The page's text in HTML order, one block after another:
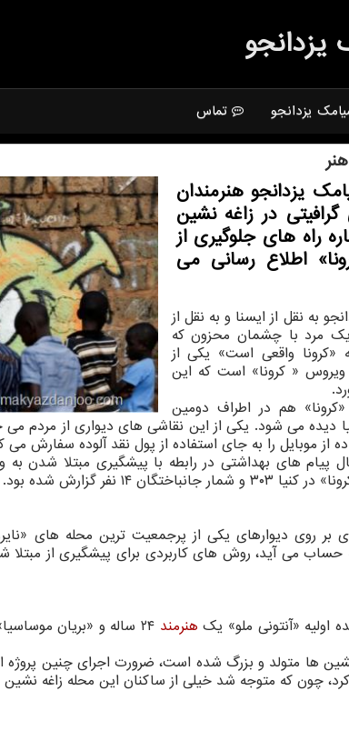
یزدانجو تماس
یزدانجو هنرمندان
در زاغه نشین
راه های جلوگیری از
اطلاع رسانی می
به نقل از ایسنا و به نقل از
یک مرد با چشمان محزون که
«کرونا واقعی است» یکی از
ویروس « کرونا» است که این
«کرونا» هم در اطراف دومین
دیده می شود. یکی از این نقاشی های دیواری از مردم
از موبایل را به جای استفاده از پول نقد آلوده سفارش می
پیام های بهداشتی در رابطه با پیشگیری مبتلا شدن به
۱۴ نفر گزارش شده بود.
بر روی دیوارهای یکی از پرجمعیت ترین محله های
حساب می آید، روش های کاربردی برای پیشگیری از
اولیه «آنتونی ملو» یک هنرمند
۲۴ ساله و «بریان
ها متولد و بزرگ شده است، ضرورت اجرای چنین
چون که متوجه شد خیلی از ساکنان این محله زاغه نشین